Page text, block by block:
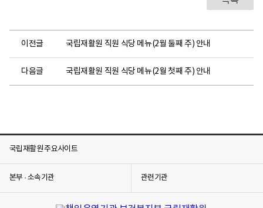
이전글 국립재활원 직원 식당 메뉴(2월 둘째 주) 안내
다음글 국립재활원 직원 식당 메뉴(2월 첫째 주) 안내
국립재활원 주요사이트
본부 · 소속기관 관련기관